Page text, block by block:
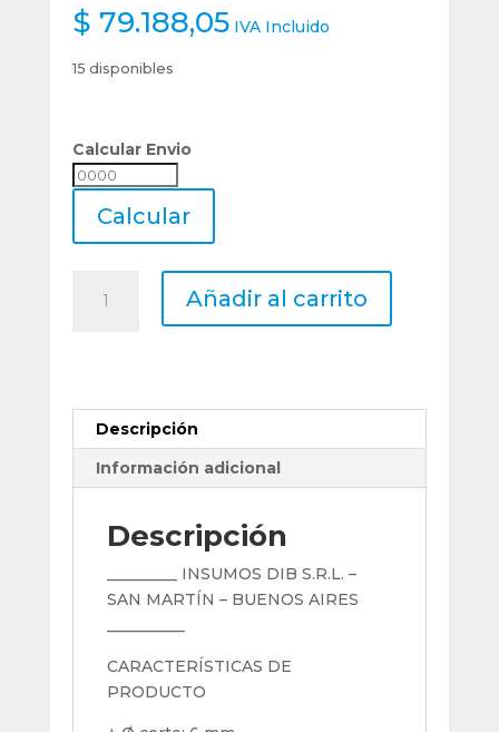
$ 79.188,05 IVA Incluido
15 disponibles
Calcular Envio
Calcular
Calcular
Rotativa
Mastercut
Ø
cantidad
Añadir al carrito
Descripción
Información adicional
Descripción
_________ INSUMOS DIB S.R.L. –
SAN MARTÍN – BUENOS AIRES
CARACTERÍSTICAS DE
PRODUCTO